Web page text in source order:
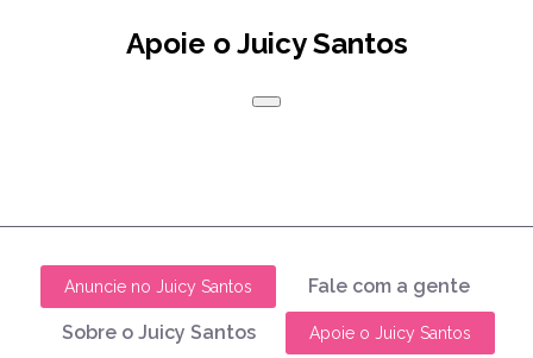
Apoie o Juicy Santos
Anuncie no Juicy Santos Fale com a gente
Sobre o Juicy Santos Apoie o Juicy Santos